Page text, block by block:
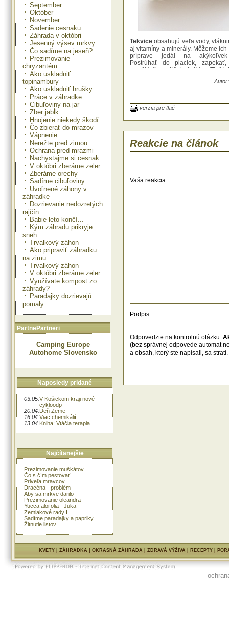
September
Október
November
Sadenie cesnaku
Záhrada v októbri
Jesenný výsev mrkvy
Čo sadíme na jeseň?
Prezimovanie
chryzantém
Ako uskladniť
topinambury
Ako uskladniť hrušky
Práce v záhradke
Cibuľoviny na jar
Zber jabĺk
Hnojenie niekedy škodí
Čo zbierať do mrazov
Vápnenie
Nerežte pred zimou
Ochrana pred mrazmi
Nachystajme si cesnak
V októbri zberáme zeler
Zberáme orechy
Sadíme cibuľoviny
Uvoľnené záhony v
záhradke
Dozrievanie nedozretých
rajčín
Babie leto končí...
Kým záhradu prikryje
sneh
Trvalkový záhon
Ako pripraviť záhradku
na zimu
Trvalkový záhon
V októbri zberáme zeler
Využívate kompost zo
záhrady?
Paradajky dozrievajú
pomaly
PartnePartneri
Camping Europe
Autohome Slovensko
Naposledy pridané
03.05. V Košickom kraji nové
cykloodp
20.04. Deň Zeme
16.04. Viac chemikálií ...
13.04. Kniha: Vtáčia terapia
Najčítanejšie
Prezimovanie muškátov
Čo s čím pestovať
Priveľa mravcov
Dracéna - problém
Aby sa mrkve darilo
Prezimovanie oleandra
Yucca aloifolia - Juka
Zemiakové rady I.
Sadíme paradajky a papriky
Žltnutie listov
Tekvice obsahujú veľa vody,
aj vitamíny a minerály. Môžeme
príprave jedál na akýkoľvek
Postrúhať do placiek,
smažiť, či použiť do šalátov. Tiež
vitamín E, B, železo, aj zinok.
poznáme pri diétach – obezite,
cukrovke, aj žlčových kameňoch.
minerálov ako cukety.
znižujú obsah tukov v krvi.
tlak aj cholesterol? Tiež pomáhajú
znižovať obsah cukru v krvi.
Autor:
verzia pre tlač
Reakcie na článok
Vaša reakcia:
Podpis:
Odpovedzte na kontrolnú otázku:
(bez správnej odpovede automat
a obsah, ktorý ste napísali, sa
KVETY| ZÁHRADKA| OKRASNÁ ZÁHRADA| ZDRAVÁ VÝŽIVA| RECEPTY|